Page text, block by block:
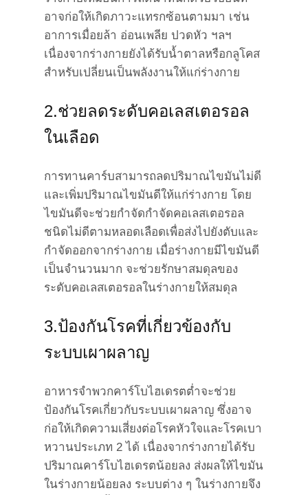
อาจก่อให้เกิดภาวะแทรกซ้อนตามมา เช่น
อาการเมื่อยล้า อ่อนเพลีย ปวดหัว ฯลฯ
เนื่องจากร่างกายยังได้รับน้ำตาลหรือกลูโคส
สำหรับเปลี่ยนเป็นพลังงานให้แก่ร่างกาย
2.ช่วยลดระดับคอเลสเตอรอล
ในเลือด
การทานคาร์บสามารถลดปริมาณไขมันไม่ดี
และเพิ่มปริมาณไขมันดีให้แก่ร่างกาย โดย
ไขมันดีจะช่วยกำจัดกำจัดคอเลสเตอรอล
ชนิดไม่ดีตามหลอดเลือดเพื่อส่งไปยังตับและ
กำจัดออกจากร่างกาย เมื่อร่างกายมีไขมันดี
เป็นจำนวนมาก จะช่วยรักษาสมดุลของ
ระดับคอเลสเตอรอลในร่างกายให้สมดุล
3.ป้องกันโรคที่เกี่ยวข้องกับ
ระบบเผาผลาญ
อาหารจำพวกคาร์โบไฮเดรตต่ำจะช่วย
ป้องกันโรคเกี่ยวกับระบบเผาผลาญ ซึ่งอาจ
ก่อให้เกิดความเสี่ยงต่อโรคหัวใจและโรคเบา
หวานประเภท 2 ได้ เนื่องจากร่างกายได้รับ
ปริมาณคาร์โบไฮเดรตน้อยลง ส่งผลให้ไขมัน
ในร่างกายน้อยลง ระบบต่าง ๆ ในร่างกายจึง